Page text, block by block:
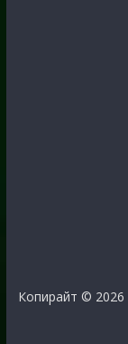
Копирайт © 2026